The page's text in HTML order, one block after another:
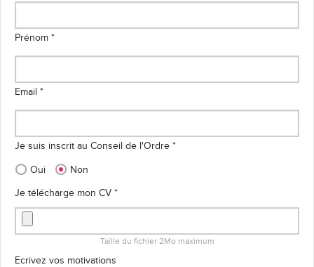
Prénom *
Email *
Je suis inscrit au Conseil de l'Ordre *
Oui
Non
Je télécharge mon CV *
Taille du fichier 2Mo maximum
Ecrivez vos motivations